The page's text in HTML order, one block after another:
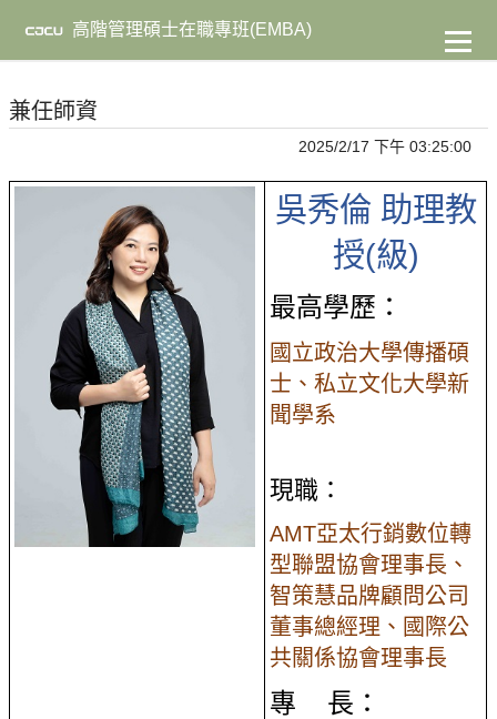
主
容
高階管理碩士在職專班(EMBA)
兼任師資
2025/2/17 下午 03:25:00
吳秀倫 助理教
授(級)
最高學歷：
國立政治大學傳播碩
士、私立文化大學新
聞學系
現職：
AMT亞太行銷數位轉
型聯盟協會理事長、
智策慧品牌顧問公司
董事總經理、國際公
共關係協會理事長
專 長：